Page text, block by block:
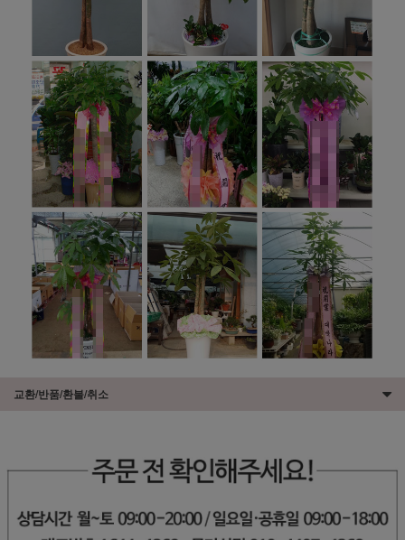
교환/반품/환불/취소